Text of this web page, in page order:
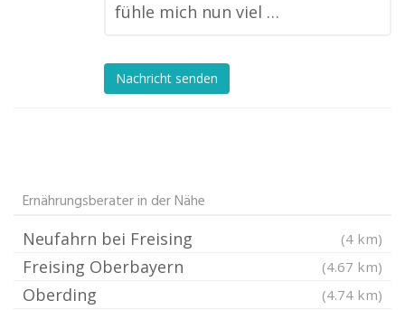
fühle mich nun viel …
Nachricht senden
Ernährungsberater in der Nähe
Neufahrn bei Freising (4 km)
Freising Oberbayern (4.67 km)
Oberding (4.74 km)